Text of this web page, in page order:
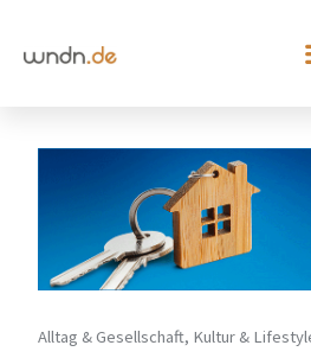
Alltag & Gesellschaft, Kultur &